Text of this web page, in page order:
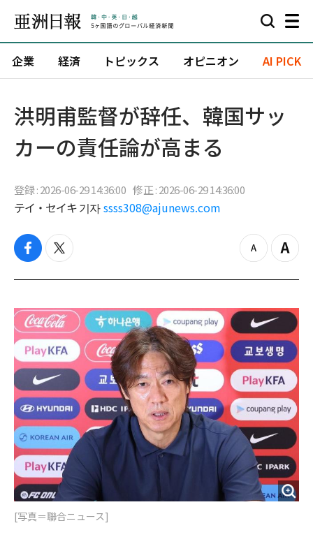
企業 経済 トピックス オピニオン AI PICK
洪明甫監督が辞任、韓国サッ
カーの責任論が高まる
登録 : 2026-06-29 14:36:00 修正 : 2026-06-29 14:36:00
テイ・セイキ 기자 ssss308@ajunews.com
f
c
b
o
o
k
t
i
t
e
r
z
o
o
u
t
Z
o
i
[写真＝聯合ニュース]